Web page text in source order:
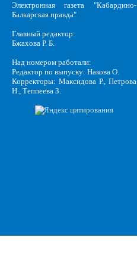
Электронная газета "Кабардино-
Балкарская правда"
Главный редактор:
Бжахова Р. Б.
Над номером работали:
Редактор по выпуску: Накова О.
Корректоры: Максидова Р., Петрова
Н., Теппеева З.